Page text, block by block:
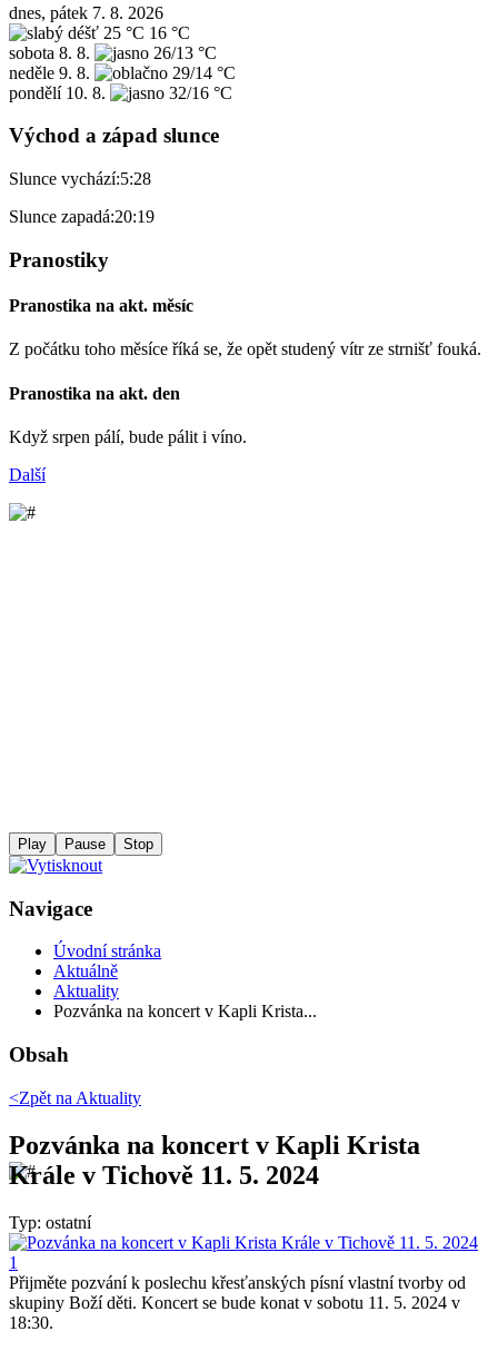
dnes, pátek 7. 8. 2026
25 °C 16 °C
sobota 8. 8.
26/13 °C
neděle 9. 8.
29/14 °C
pondělí 10. 8. 32/16 °C
Východ a západ slunce
Slunce vychází:5:28
Slunce zapadá:20:19
Pranostiky
Pranostika na akt. měsíc
Z počátku toho měsíce říká se, že opět studený vítr ze strnišť fouká.
Pranostika na akt. den
Když srpen pálí, bude pálit i víno.
Další
Play Pause Stop
Navigace
Úvodní stránka
Aktuálně
Aktuality
Pozvánka na koncert v Kapli Krista...
Obsah
<Zpět na Aktuality
Pozvánka na koncert v Kapli Krista
Krále v Tichově 11. 5. 2024
Typ: ostatní
Přijměte pozvání k poslechu křesťanských písní vlastní tvorby od
skupiny Boží děti. Koncert se bude konat v sobotu 11. 5. 2024 v
18:30.